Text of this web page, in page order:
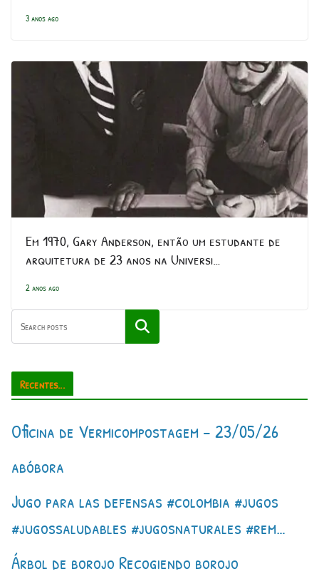
3 anos ago
Em 1970, Gary Anderson, então um estudante de
arquitetura de 23 anos na Universi…
2 anos ago
Pesquisar
Recentes...
Oficina de Vermicompostagem – 23/05/26
abóbora
Jugo para las defensas #colombia #jugos
#jugossaludables #jugosnaturales #rem…
Árbol de borojo Recogiendo borojo